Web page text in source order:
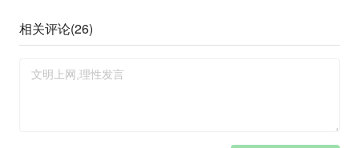
相关评论(26)